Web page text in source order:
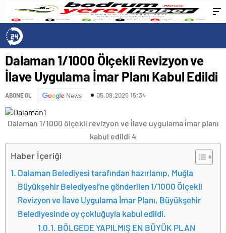
Dalaman 1/1000 Ölçekli Revizyon ve
İlave Uygulama İmar Planı Kabul Edildi
ABONE OL News 05.09.2025 15:34
Dalaman 1/1000 ölçekli revizyon ve i̇lave uygulama i̇mar planı
kabul edildi 4
Haber İçeriği
Dalaman Belediyesi tarafından hazırlanıp, Muğla
Büyükşehir Belediyesi’ne gönderilen 1/1000 Ölçekli
Revizyon ve İlave Uygulama İmar Planı, Büyükşehir
Belediyesinde oy çokluğuyla kabul edildi.
BÖLGEDE YAPILMIŞ EN BÜYÜK PLAN